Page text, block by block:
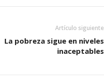
Artículo siguiente
La pobreza sigue en niveles
inaceptables